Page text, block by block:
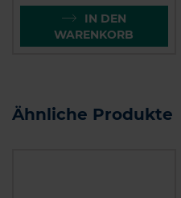
IN DEN
WARENKORB
Ähnliche Produkte